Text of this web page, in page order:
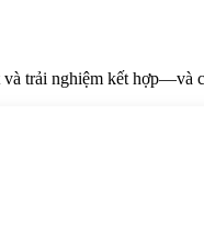
trải nghiệm kết hợp—và